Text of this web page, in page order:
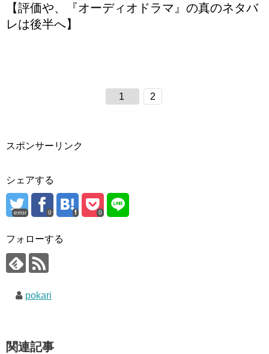
【評価や、『オーディオドラマ』の真のネタバ
レは後半へ】
1 2
スポンサーリンク
シェアする
error 0 0
フォローする
pokari
関連記事